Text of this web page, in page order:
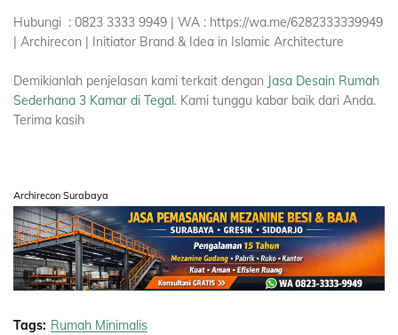
Hubungi : 0823 3333 9949 | WA : https://wa.me/6282333339949
| Archirecon | Initiator Brand & Idea in Islamic Architecture
Demikianlah penjelasan kami terkait dengan Jasa Desain Rumah
Sederhana 3 Kamar di Tegal. Kami tunggu kabar baik dari Anda.
Terima kasih
Archirecon Surabaya
Tags: Rumah Minimalis